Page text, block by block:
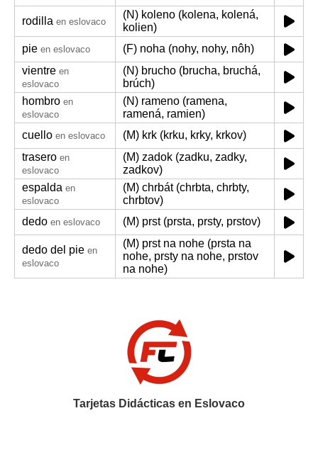
rodilla en eslovaco
(N) koleno (kolena, kolená,
kolien)
pie en eslovaco
(F) noha (nohy, nohy, nôh)
vientre en
eslovaco
(N) brucho (brucha, bruchá,
brúch)
hombro en
eslovaco
(N) rameno (ramena,
ramená, ramien)
cuello en eslovaco
(M) krk (krku, krky, krkov)
trasero en
eslovaco
(M) zadok (zadku, zadky,
zadkov)
espalda en
eslovaco
(M) chrbát (chrbta, chrbty,
chrbtov)
dedo en eslovaco (M) prst (prsta, prsty, prstov)
dedo del pie en
eslovaco
(M) prst na nohe (prsta na
nohe, prsty na nohe, prstov
na nohe)
Tarjetas Didácticas en Eslovaco